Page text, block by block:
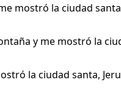
mostró la ciudad
y me mostró la
la ciudad santa,